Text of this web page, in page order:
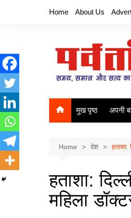
Home About Us
मुख पृष्ठ अपनी
Home देश
हताशा:
महिला